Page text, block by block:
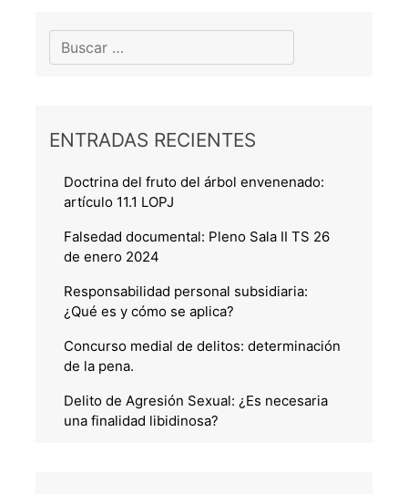
ENTRADAS RECIENTES
Doctrina del fruto del árbol envenenado:
artículo 11.1 LOPJ
Falsedad documental: Pleno Sala II TS 26
de enero 2024
Responsabilidad personal subsidiaria:
¿Qué es y cómo se aplica?
Concurso medial de delitos: determinación
de la pena.
Delito de Agresión Sexual: ¿Es necesaria
una finalidad libidinosa?